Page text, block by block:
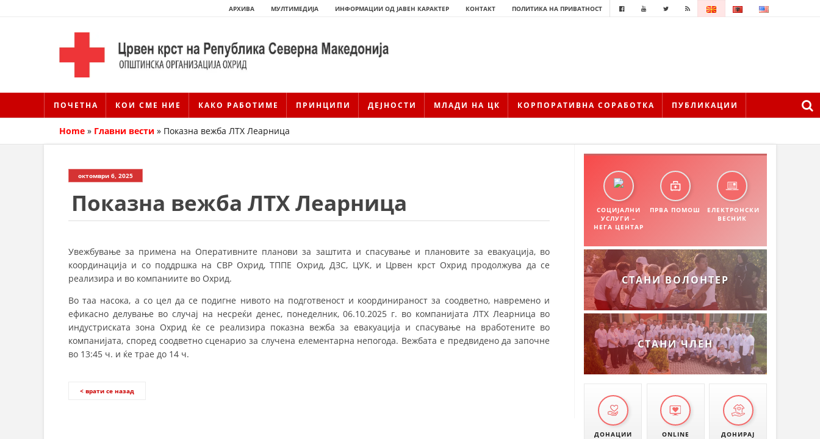
АРХИВА МУЛТИМЕДИЈА ИНФОРМАЦИИ ОД ЈАВЕН КАРАКТЕР КОНТАКТ ПОЛИТИКА НА ПРИВАТНОСТ
ПОЧЕТНА КОИ СМЕ НИЕ КАКО РАБОТИМЕ ПРИНЦИПИ ДЕЈНОСТИ МЛАДИ НА ЦК КОРПОРАТИВНА СОРАБОТКА ПУБЛИКАЦИИ
ИСТОРИЈАТ НА ДВИЖЕЊЕТО
КОНТАКТ ИНФОРМАЦИИ
ЧЛЕНСТВО ВО ПРОФЕСИОНАЛНИ ТЕЛА
Home » Главни вести » Показна вежба ЛТХ Леарница
октомври 6, 2025
Показна вежба ЛТХ Леарница
Увежбување за примена на Оперативните планови за заштита и спасување и плановите за евакуација, во
координација и со поддршка на СВР Охрид, ТППЕ Охрид, ДЗС, ЦУК, и Црвен крст Охрид продолжува да се
реализира и во компаниите во Охрид.
Во таа насока, а со цел да се подигне нивото на подготвеност и координираност за соодветно, навремено и
ефикасно делување во случај на несреќи денес, понеделник, 06.10.2025 г. во компанијата ЛТХ Леарница во
индустриската зона Охрид ќе се реализира показна вежба за евакуација и спасување на вработените во
компанијата, според соодветно сценарио за случена елементарна непогода. Вежбата е предвидено да започне
во 13:45 ч. и ќе трае до 14 ч.
< врати се назад
СОЦИЈАЛНИ
УСЛУГИ –
НЕГА ЦЕНТАР
ПРВА ПОМОШ
ЕЛЕКТРОНСКИ
ВЕСНИК
СТАНИ ВОЛОНТЕР
СТАНИ ЧЛЕН
ДОНАЦИИ
ONLINE
ДОНИРАЈ